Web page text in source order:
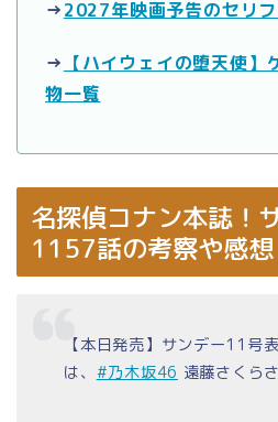
→2027年映画予告のセリ
→ 【ハイウェイの堕天使】
物一覧
名探偵コナン本誌！
1157話の考察や感
【本日発売】サンデー11号
は、 #乃木坂46 遠藤さくら